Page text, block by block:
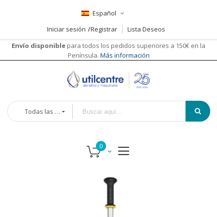
Español
Iniciar sesión
Registrar
Lista Deseos
Envío disponible para todos los pedidos superiores a 150€ en la
Península. Más información
Todas las categorías